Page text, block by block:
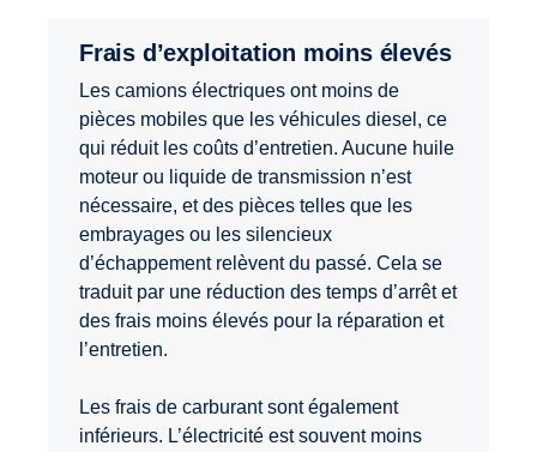
Frais d’exploitation moins élevés
Les camions électriques ont moins de
pièces mobiles que les véhicules diesel, ce
qui réduit les coûts d’entretien. Aucune huile
moteur ou liquide de transmission n’est
nécessaire, et des pièces telles que les
embrayages ou les silencieux
d’échappement relèvent du passé. Cela se
traduit par une réduction des temps d’arrêt et
des frais moins élevés pour la réparation et
l’entretien.
Les frais de carburant sont également
inférieurs. L’électricité est souvent moins